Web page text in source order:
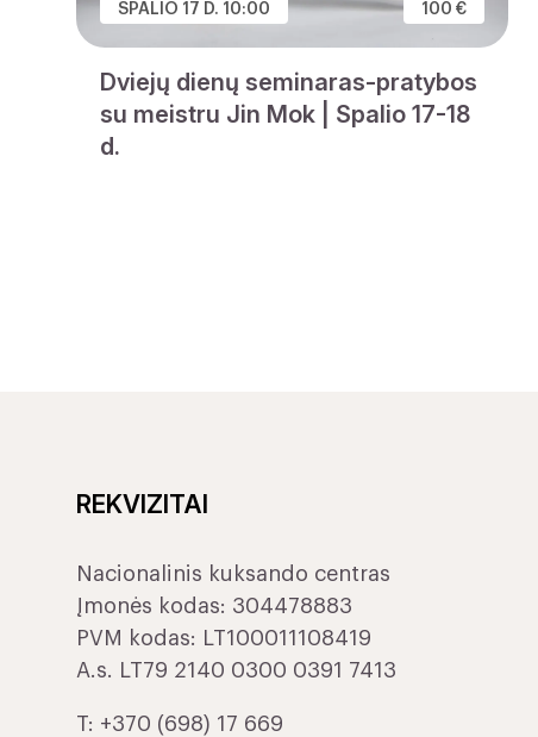
SPALIO 17 D. 10:00 100 €
Dviejų dienų seminaras-pratybos
su meistru Jin Mok | Spalio 17-18
d.
REKVIZITAI
Nacionalinis kuksando centras
Įmonės kodas: 304478883
PVM kodas: LT100011108419
A.s. LT79 2140 0300 0391 7413
T: +370 (698) 17 669